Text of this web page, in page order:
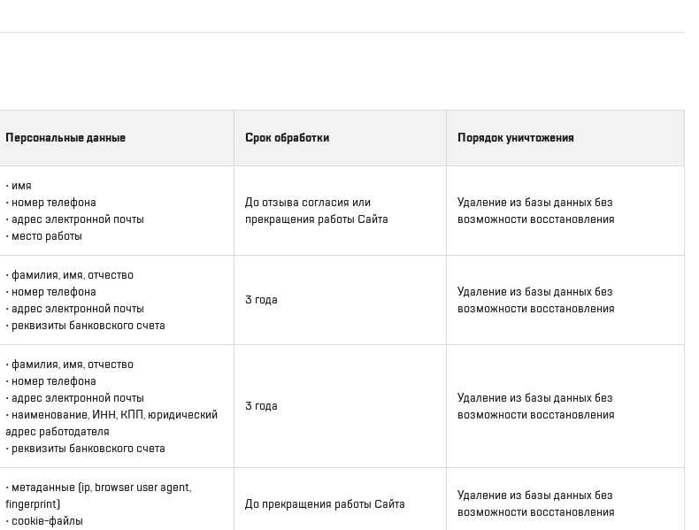
Персональные данные Срок обработки Порядок уничтожения
• имя
• номер телефона
• адрес электронной почты
• место работы
До отзыва согласия или
прекращения работы Сайта
Удаление из базы данных без
возможности восстановления
• фамилия, имя, отчество
• номер телефона
• адрес электронной почты
• реквизиты банковского счета
3 года
Удаление из базы данных без
возможности восстановления
• фамилия, имя, отчество
• номер телефона
• адрес электронной почты
• наименование, ИНН, КПП, юридический
адрес работодателя
• реквизиты банковского счета
3 года
Удаление из базы данных без
возможности восстановления
• метаданные (ip, browser user agent,
fingerprint)
• cookie-файлы
До прекращения работы Сайта
Удаление из базы данных без
возможности восстановления